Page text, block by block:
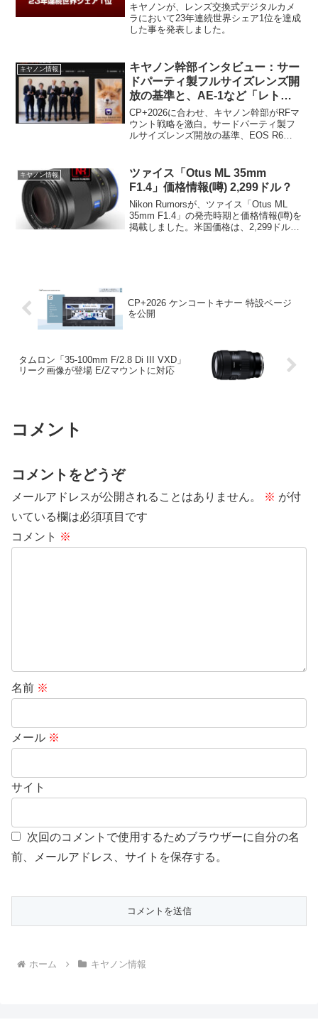
キヤノンが、レンズ交換式デジタルカメ
ラにおいて23年連続世界シェア1位を達成
した事を発表しました。
キヤノン情報
キヤノン幹部インタビュー：サー
ドパーティ製フルサイズレンズ開
放の基準と、AE-1など「レトロ
機」計画の真相に迫る
【CP+2026】
CP+2026に合わせ、キヤノン幹部がRFマ
ウント戦略を激白。サードパーティ製フ
ルサイズレンズ開放の基準、EOS R6
有無まで。デジカメライフ独自の視点を
交えて詳しく解説します。
キヤノン情報
ツァイス「Otus ML 35mm
F1.4」価格情報(噂) 2,299ドル？
Nikon Rumorsが、ツァイス「Otus ML
35mm F1.4」の発売時期と価格情報(噂)を
掲載しました。米国価格は、2,299ドルの
CP+2026 ケンコートキナー 特設ページ
を公開
タムロン「35-100mm F/2.8 Di III VXD」
リーク画像が登場 E/Zマウントに対応
コメント
コメントをどうぞ
メールアドレスが公開されることはありません。 ※ が付
いている欄は必須項目です
コメント ※
名前 ※
メール ※
サイト
次回のコメントで使用するためブラウザーに自分の名
前、メールアドレス、サイトを保存する。
ホーム キヤノン情報